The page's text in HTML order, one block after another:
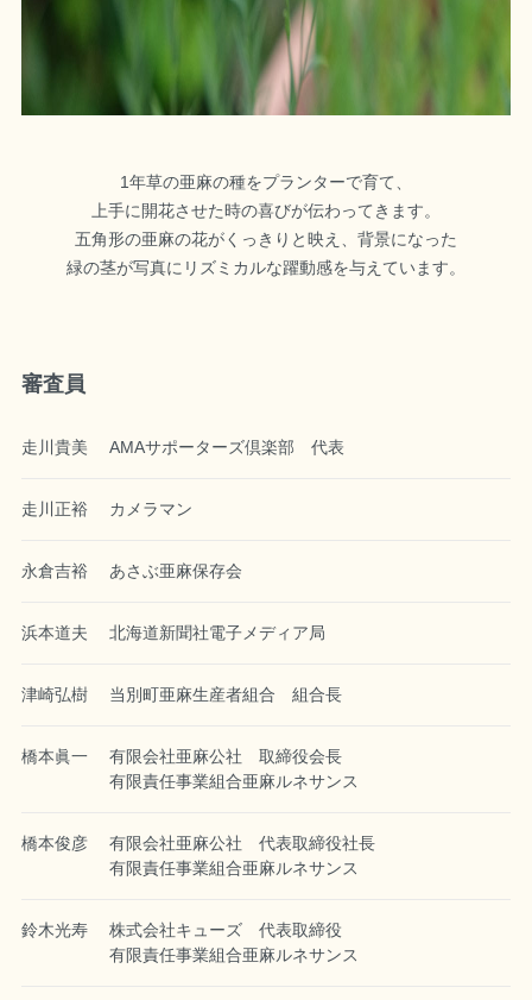
1年草の亜麻の種をプランターで育て、
上手に開花させた時の喜びが伝わってきます。
五角形の亜麻の花がくっきりと映え、背景になった
緑の茎が写真にリズミカルな躍動感を与えています。
審査員
走川貴美 AMAサポーターズ倶楽部 代表
走川正裕 カメラマン
永倉吉裕 あさぶ亜麻保存会
浜本道夫 北海道新聞社電子メディア局
津崎弘樹 当別町亜麻生産者組合 組合長
橋本眞一
有限会社亜麻公社 取締役会長
有限責任事業組合亜麻ルネサンス
橋本俊彦
有限会社亜麻公社 代表取締役社長
有限責任事業組合亜麻ルネサンス
鈴木光寿
株式会社キューズ 代表取締役
有限責任事業組合亜麻ルネサンス